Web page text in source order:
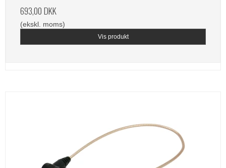
693,00 DKK
(ekskl. moms)
Vis produkt